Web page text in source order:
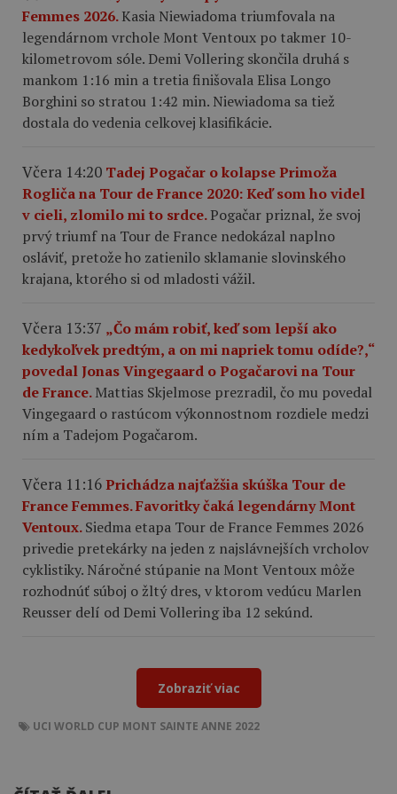
Femmes 2026.Kasia Niewiadoma triumfovala na
legendárnom vrchole Mont Ventoux po takmer 10-
kilometrovom sóle. Demi Vollering skončila druhá s
mankom 1:16 min a tretia finišovala Elisa Longo
Borghini so stratou 1:42 min. Niewiadoma sa tiež
dostala do vedenia celkovej klasifikácie.
Včera 14:20 Tadej Pogačar o kolapse Primoža
Rogliča na Tour de France 2020: Keď som ho videl
v cieli, zlomilo mi to srdce.Pogačar priznal, že svoj
prvý triumf na Tour de France nedokázal naplno
osláviť, pretože ho zatienilo sklamanie slovinského
krajana, ktorého si od mladosti vážil.
Včera 13:37 „Čo mám robiť, keď som lepší ako
kedykoľvek predtým, a on mi napriek tomu odíde?,“
povedal Jonas Vingegaard o Pogačarovi na Tour
de France.Mattias Skjelmose prezradil, čo mu povedal
Vingegaard o rastúcom výkonnostnom rozdiele medzi
ním a Tadejom Pogačarom.
Včera 11:16Prichádza najťažšia skúška Tour de
France Femmes. Favoritky čaká legendárny Mont
Ventoux.Siedma etapa Tour de France Femmes 2026
privedie pretekárky na jeden z najslávnejších vrcholov
cyklistiky. Náročné stúpanie na Mont Ventoux môže
rozhodnúť súboj o žltý dres, v ktorom vedúcu Marlen
Reusser delí od Demi Vollering iba 12 sekúnd.
Zobraziť viac
UCI WORLD CUP MONT SAINTE ANNE 2022